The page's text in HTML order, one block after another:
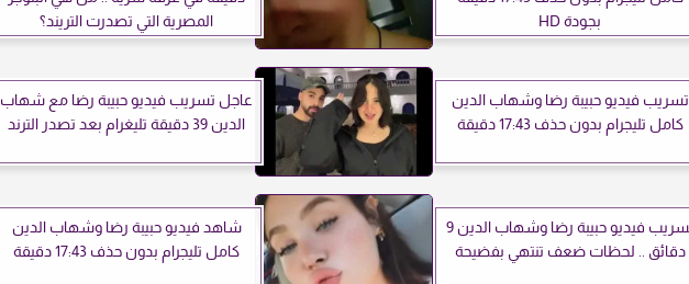
بجودة HD
المصرية التي تصدرت التريند؟
تسريب فيديو حبيبة رضا وشهاب الدين
كامل تليجرام بدون حذف 17:43 دقيقة
عاجل تسريب فيديو حبيبة رضا مع شهاب
الدين 39 دقيقة تليغرام بعد تصدر الترند
تسريب فيديو حبيبة رضا وشهاب الدين 9
دقائق .. لحظات ضعف تنتهي بفضيحة
شاهد فيديو حبيبة رضا وشهاب الدين
كامل تليجرام بدون حذف 17:43 دقيقة